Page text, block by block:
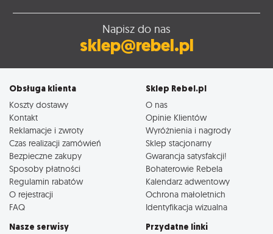
Napisz do nas
sklep@rebel.pl
Obsługa klienta
Koszty dostawy
Kontakt
Reklamacje i zwroty
Czas realizacji zamówień
Bezpieczne zakupy
Sposoby płatności
Regulamin rabatów
O rejestracji
FAQ
Sklep Rebel.pl
O nas
Opinie Klientów
Wyróżnienia i nagrody
Sklep stacjonarny
Gwarancja satysfakcji!
Bohaterowie Rebela
Kalendarz adwentowy
Ochrona małoletnich
Identyfikacja wizualna
Nasze serwisy Przydatne linki